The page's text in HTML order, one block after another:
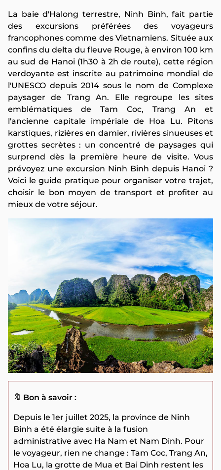
La baie d'Halong terrestre, Ninh Binh, fait partie
des excursions préférées des voyageurs
francophones comme des Vietnamiens. Située aux
confins du delta du fleuve Rouge, à environ 100 km
au sud de Hanoi (1h30 à 2h de route), cette région
verdoyante est inscrite au patrimoine mondial de
l'UNESCO depuis 2014 sous le nom de Complexe
paysager de Trang An. Elle regroupe les sites
emblématiques de Tam Coc, Trang An et
l'ancienne capitale impériale de Hoa Lu. Pitons
karstiques, rizières en damier, rivières sinueuses et
grottes secrètes : un concentré de paysages qui
surprend dès la première heure de visite. Vous
prévoyez une excursion Ninh Binh depuis Hanoi ?
Voici le guide pratique pour organiser votre trajet,
choisir le bon moyen de transport et profiter au
mieux de votre séjour.
🔖 Bon à savoir :
Depuis le 1er juillet 2025, la province de Ninh
Binh a été élargie suite à la fusion
administrative avec Ha Nam et Nam Dinh. Pour
le voyageur, rien ne change : Tam Coc, Trang An,
Hoa Lu, la grotte de Mua et Bai Dinh restent les